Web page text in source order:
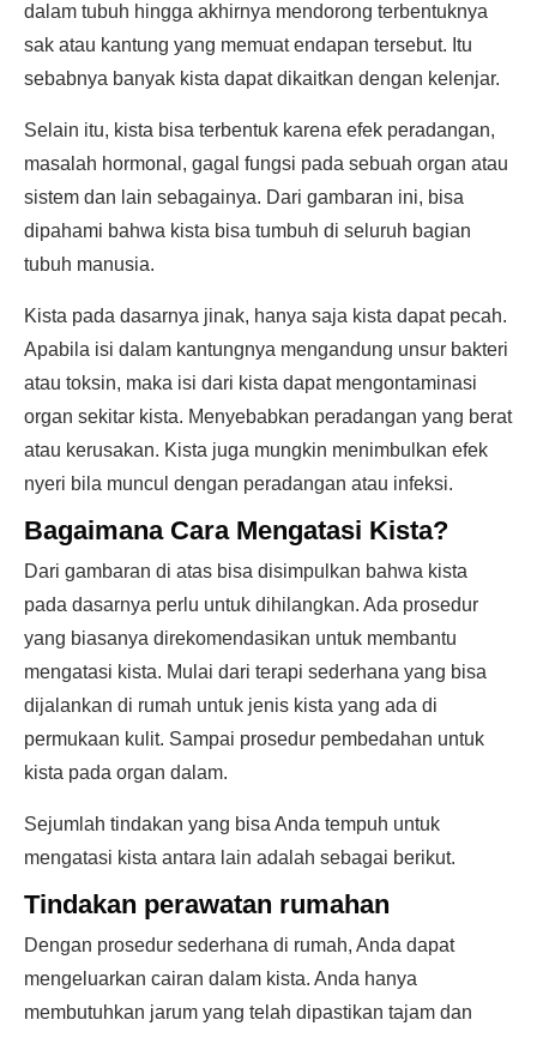
dalam tubuh hingga akhirnya mendorong terbentuknya
sak atau kantung yang memuat endapan tersebut. Itu
sebabnya banyak kista dapat dikaitkan dengan kelenjar.
Selain itu, kista bisa terbentuk karena efek peradangan,
masalah hormonal, gagal fungsi pada sebuah organ atau
sistem dan lain sebagainya. Dari gambaran ini, bisa
dipahami bahwa kista bisa tumbuh di seluruh bagian
tubuh manusia.
Kista pada dasarnya jinak, hanya saja kista dapat pecah.
Apabila isi dalam kantungnya mengandung unsur bakteri
atau toksin, maka isi dari kista dapat mengontaminasi
organ sekitar kista. Menyebabkan peradangan yang berat
atau kerusakan. Kista juga mungkin menimbulkan efek
nyeri bila muncul dengan peradangan atau infeksi.
Bagaimana Cara Mengatasi Kista?
Dari gambaran di atas bisa disimpulkan bahwa kista
pada dasarnya perlu untuk dihilangkan. Ada prosedur
yang biasanya direkomendasikan untuk membantu
mengatasi kista. Mulai dari terapi sederhana yang bisa
dijalankan di rumah untuk jenis kista yang ada di
permukaan kulit. Sampai prosedur pembedahan untuk
kista pada organ dalam.
Sejumlah tindakan yang bisa Anda tempuh untuk
mengatasi kista antara lain adalah sebagai berikut.
Tindakan perawatan rumahan
Dengan prosedur sederhana di rumah, Anda dapat
mengeluarkan cairan dalam kista. Anda hanya
membutuhkan jarum yang telah dipastikan tajam dan